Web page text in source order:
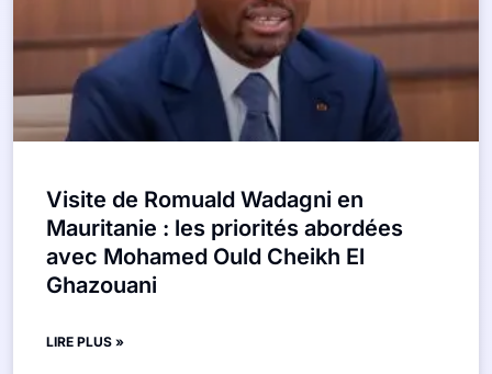
Visite de Romuald Wadagni en
Mauritanie : les priorités abordées
avec Mohamed Ould Cheikh El
Ghazouani
LIRE PLUS »